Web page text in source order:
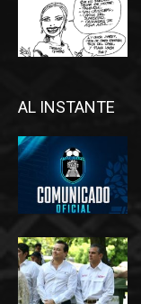
AL INSTANTE